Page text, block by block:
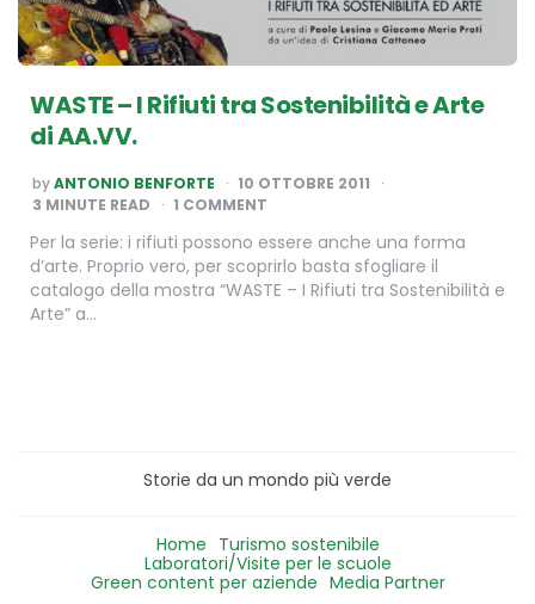
WASTE – I Rifiuti tra Sostenibilità e Arte
di AA.VV.
POSTED
BY
byANTONIO BENFORTE
10 OTTOBRE 2011
3 MINUTE READ 1 COMMENT
Per la serie: i rifiuti possono essere anche una forma
d’arte. Proprio vero, per scoprirlo basta sfogliare il
catalogo della mostra “WASTE – I Rifiuti tra Sostenibilità e
Arte” a…
Storie da un mondo più verde
Home Turismo sostenibile
Laboratori/Visite per le scuole
Green content per aziende Media Partner